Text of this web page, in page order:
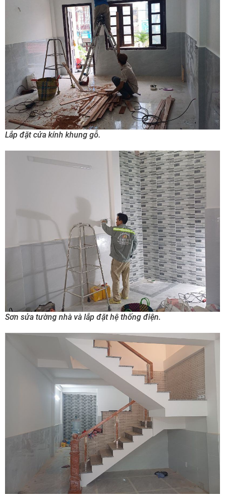
Lắp đặt cửa kính khung gỗ.
Sơn sửa tường nhà và lắp đặt hệ thống điện.